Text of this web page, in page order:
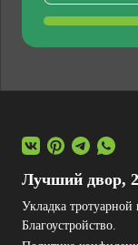
Лучший двор,
Укладка
Благоустройство.